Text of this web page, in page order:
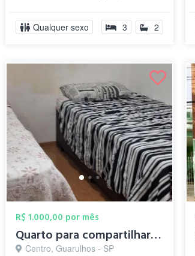
quartos...
Qualquer sexo 3 2
R$ 1.000,00 por mês
Quarto para compartilhar 2 pessoas valor...
Centro, Guarulhos - SP